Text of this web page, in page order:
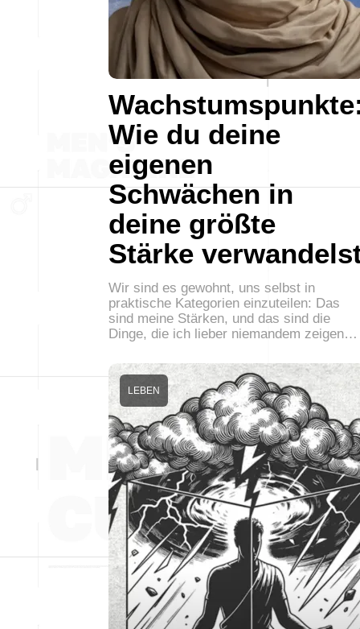
Wie du deine
eigenen
Schwächen in
deine größte
Stärke
Wir sind es gewohnt, uns selbst in
praktische Kategorien einzuteilen: Das
sind meine Stärken, und das sind die
Dinge, die ich lieber niemandem zeigen…
LEBEN